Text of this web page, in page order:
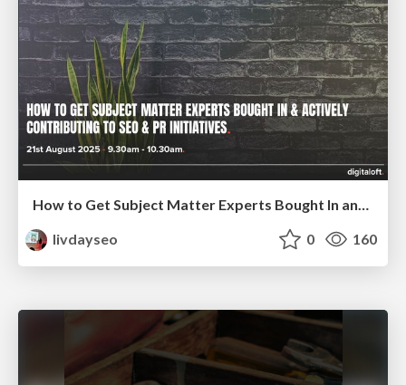
How to Get Subject Matter Experts Bought In and Actively Contributing to SEO & PR Initiatives.
livdayseo
0 160